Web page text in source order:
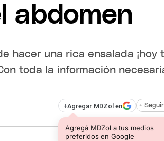
abdomen
hacer una rica ensalada ¡hoy
toda la información
+Agregar MDZol en
Agregá MDZol a tus medios
preferidos en Google
+